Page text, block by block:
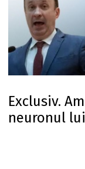
Exclusiv.
neuronul